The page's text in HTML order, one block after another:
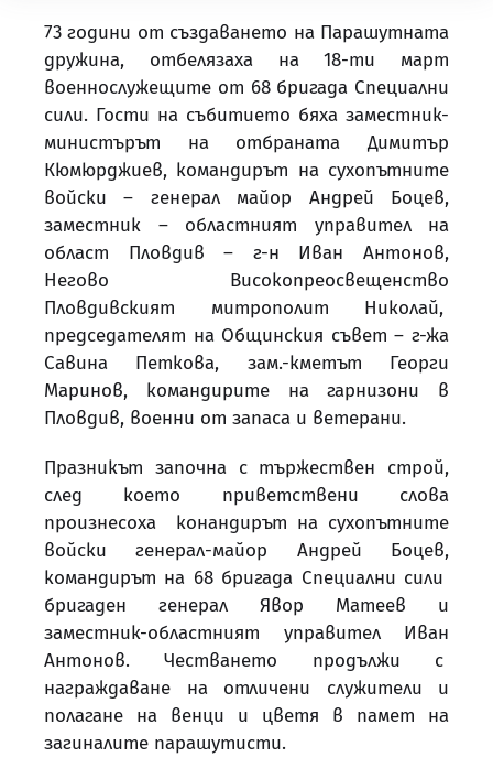
73 години от създаването на Парашутната
дружина, отбелязаха на 18-ти март
военнослужещите от 68 бригада Специални
сили. Гости на събитието бяха заместник-
министърът на отбраната Димитър
Кюмюрджиев, командирът на сухопътните
войски – генерал майор Андрей Боцев,
заместник – областният управител на
област Пловдив – г-н Иван Антонов,
Негово Високопреосвещенство
Пловдивският митрополит Николай,
председателят на Общинския съвет – г-жа
Савина Петкова, зам.-кметът Георги
Маринов, командирите на гарнизони в
Пловдив, военни от запаса и ветерани.
Празникът започна с тържествен строй,
след което приветствени слова
произнесоха конандирът на сухопътните
войски генерал-майор Андрей Боцев,
командирът на 68 бригада Специални сили
бригаден генерал Явор Матеев и
заместник-областният управител Иван
Антонов. Честването продължи с
награждаване на отличени служители и
полагане на венци и цветя в памет на
загиналите парашутисти.